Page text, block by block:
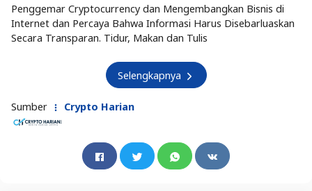
Penggemar Cryptocurrency dan Mengembangkan Bisnis di
Internet dan Percaya Bahwa Informasi Harus Disebarluaskan
Secara Transparan. Tidur, Makan dan Tulis
Selengkapnya
Sumber Crypto Harian